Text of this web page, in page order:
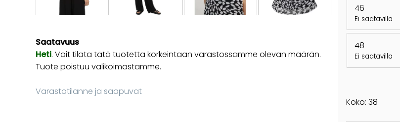
46
Ei saatavilla
48
Ei saatavilla
Koko: 38
Saatavuus
Heti. Voit tilata tätä tuotetta korkeintaan varastossamme olevan määrän.
Tuote poistuu valikoimastamme.
Varastotilanne ja saapuvat